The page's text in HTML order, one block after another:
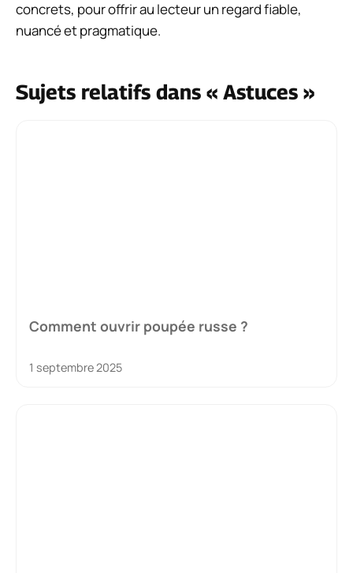
concrets, pour offrir au lecteur un regard fiable,
nuancé et pragmatique.
Sujets relatifs dans « Astuces »
Comment ouvrir poupée russe ?
1 septembre 2025